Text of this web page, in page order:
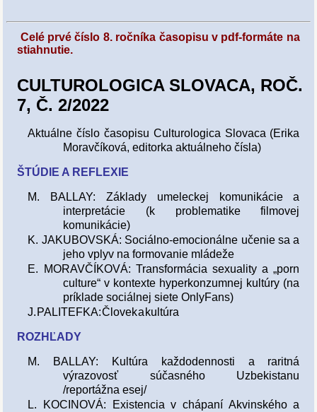
Celé prvé číslo 8. ročníka časopisu v pdf-formáte na
stiahnutie.
CULTUROLOGICA SLOVACA, ROČ.
7, Č. 2/2022
Aktuálne číslo časopisu Culturologica Slovaca (Erika
Moravčíková, editorka aktuálneho čísla)
ŠTÚDIE A REFLEXIE
M. BALLAY: Základy umeleckej komunikácie a
interpretácie (k problematike filmovej
komunikácie)
K. JAKUBOVSKÁ: Sociálno-emocionálne učenie sa a
jeho vplyv na formovanie mládeže
E. MORAVČÍKOVÁ: Transformácia sexuality a „porn
culture“ v kontexte hyperkonzumnej kultúry (na
príklade sociálnej siete OnlyFans)
J. PALITEFKA: Človek a kultúra
ROZHĽADY
M. BALLAY: Kultúra každodennosti a raritná
výrazovosť súčasného Uzbekistanu
/reportážna esej/
L. KOCINOVÁ: Existencia v chápaní Akvinského a